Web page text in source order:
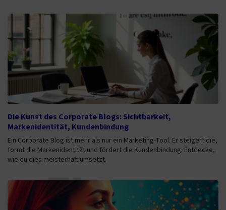
Die Kunst des Corporate Blogs: Sichtbarkeit,
Markenidentität, Kundenbindung
Ein Corporate Blog ist mehr als nur ein Marketing-Tool. Er steigert die,
formt die Markenidentität und fördert die Kundenbindung. Entdecke,
wie du dies meisterhaft umsetzt.